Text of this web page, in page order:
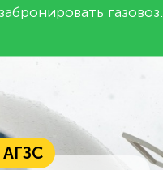
газовоз.
АГЗС